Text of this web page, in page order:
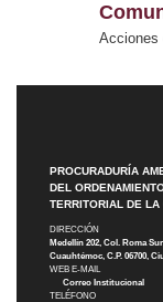
Acciones
PROCURADURÍA
DEL
TERRITORIAL DE LA
DIRECCIÓN
Medellín 202, Col. Roma
Cuauhtémoc, C.P. 06700,
WEB E-MAIL
Correo Institucional
TELÉFONO